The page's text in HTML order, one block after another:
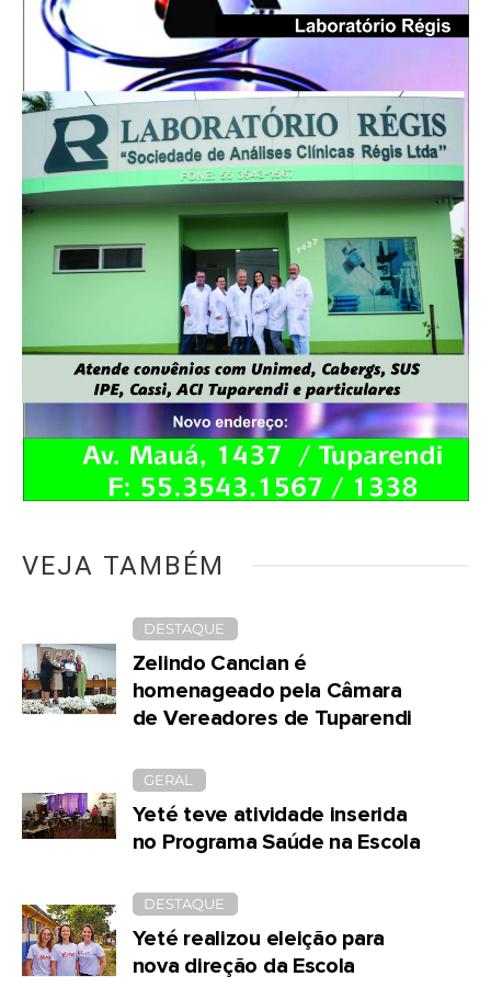
VEJA TAMBÉM
DESTAQUE
Zelindo Cancian é
homenageado pela Câmara
de Vereadores de Tuparendi
GERAL
Yeté teve atividade inserida
no Programa Saúde na Escola
DESTAQUE
Yeté realizou eleição para
nova direção da Escola